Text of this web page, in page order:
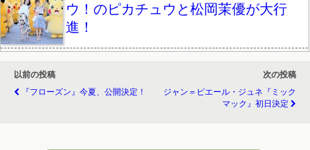
ウ！のピカチュウと松岡茉優が大行
進！
以前の投稿
『フローズン』今夏、公開決定！
次の投稿
ジャン＝ピエール・ジュネ『ミック
マック』初日決定